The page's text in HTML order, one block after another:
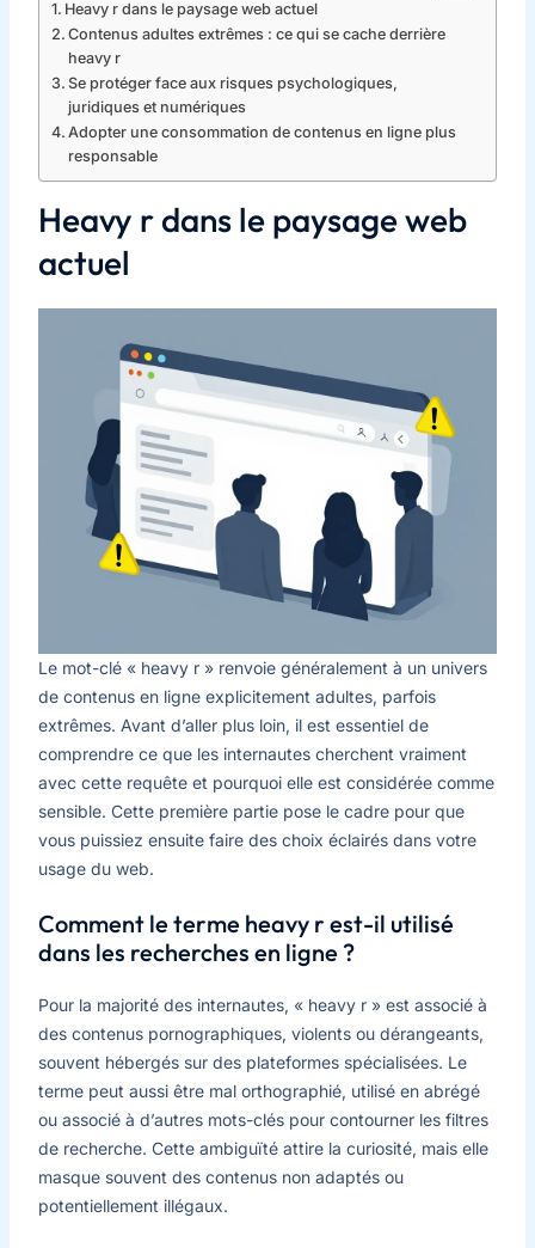
Heavy r dans le paysage web actuel
Contenus adultes extrêmes : ce qui se cache derrière
heavy r
Se protéger face aux risques psychologiques,
juridiques et numériques
Adopter une consommation de contenus en ligne plus
responsable
Heavy r dans le paysage web
actuel
Le mot-clé « heavy r » renvoie généralement à un univers
de contenus en ligne explicitement adultes, parfois
extrêmes. Avant d’aller plus loin, il est essentiel de
comprendre ce que les internautes cherchent vraiment
avec cette requête et pourquoi elle est considérée comme
sensible. Cette première partie pose le cadre pour que
vous puissiez ensuite faire des choix éclairés dans votre
usage du web.
Comment le terme heavy r est-il utilisé
dans les recherches en ligne ?
Pour la majorité des internautes, « heavy r » est associé à
des contenus pornographiques, violents ou dérangeants,
souvent hébergés sur des plateformes spécialisées. Le
terme peut aussi être mal orthographié, utilisé en abrégé
ou associé à d’autres mots-clés pour contourner les filtres
de recherche. Cette ambiguïté attire la curiosité, mais elle
masque souvent des contenus non adaptés ou
potentiellement illégaux.